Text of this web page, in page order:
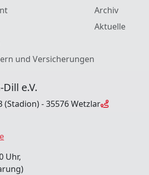
und Versicherungen
Archiv
Aktuelle
e.V.
(Stadion) - 35576 Wetzlar
Uhr,